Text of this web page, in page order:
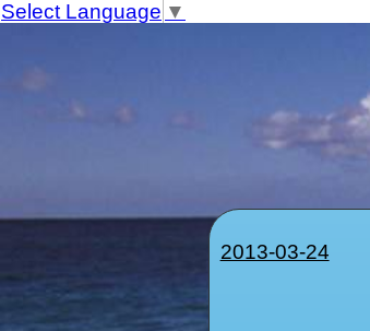
Select Language ▼
2013-03-24